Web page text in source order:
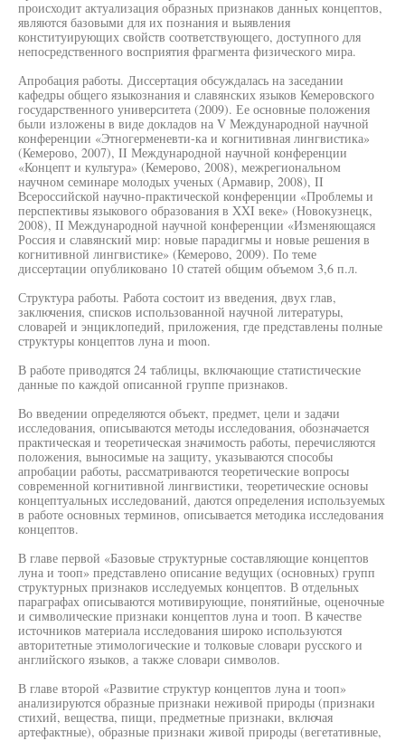
происходит актуализация образных признаков данных концептов,
являются базовыми для их познания и выявления
конституирующих свойств соответствующего, доступного для
непосредственного восприятия фрагмента физического мира.
Апробация работы. Диссертация обсуждалась на заседании
кафедры общего языкознания и славянских языков Кемеровского
государственного университета (2009). Ее основные положения
были изложены в виде докладов на V Международной научной
конференции «Этногерменевти-ка и когнитивная лингвистика»
(Кемерово, 2007), II Международной научной конференции
«Концепт и культура» (Кемерово, 2008), межрегиональном
научном семинаре молодых ученых (Армавир, 2008), II
Всероссийской научно-практической конференции «Проблемы и
перспективы языкового образования в XXI веке» (Новокузнецк,
2008), II Международной научной конференции «Изменяющаяся
Россия и славянский мир: новые парадигмы и новые решения в
когнитивной лингвистике» (Кемерово, 2009). По теме
диссертации опубликовано 10 статей общим объемом 3,6 п.л.
Структура работы. Работа состоит из введения, двух глав,
заключения, списков использованной научной литературы,
словарей и энциклопедий, приложения, где представлены полные
структуры концептов луна и moon.
В работе приводятся 24 таблицы, включающие статистические
данные по каждой описанной группе признаков.
Во введении определяются объект, предмет, цели и задачи
исследования, описываются методы исследования, обозначается
практическая и теоретическая значимость работы, перечисляются
положения, выносимые на защиту, указываются способы
апробации работы, рассматриваются теоретические вопросы
современной когнитивной лингвистики, теоретические основы
концептуальных исследований, даются определения используемых
в работе основных терминов, описывается методика исследования
концептов.
В главе первой «Базовые структурные составляющие концептов
луна и тооп» представлено описание ведущих (основных) групп
структурных признаков исследуемых концептов. В отдельных
параграфах описываются мотивирующие, понятийные, оценочные
и символические признаки концептов луна и тооп. В качестве
источников материала исследования широко используются
авторитетные этимологические и толковые словари русского и
английского языков, а также словари символов.
В главе второй «Развитие структур концептов луна и тооп»
анализируются образные признаки неживой природы (признаки
стихий, вещества, пищи, предметные признаки, включая
артефактные), образные признаки живой природы (вегетативные,